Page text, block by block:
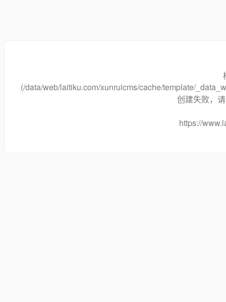
(/data/web/laitiku.com/xunruicms/cache/template/
创建失败，
https://